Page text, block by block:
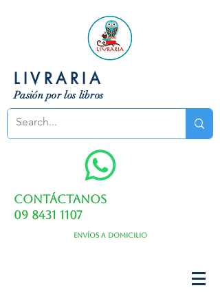
LIVRARIA
Pasión por los libros
Contáctanos
09 8431 1107
Envíos a domicilio